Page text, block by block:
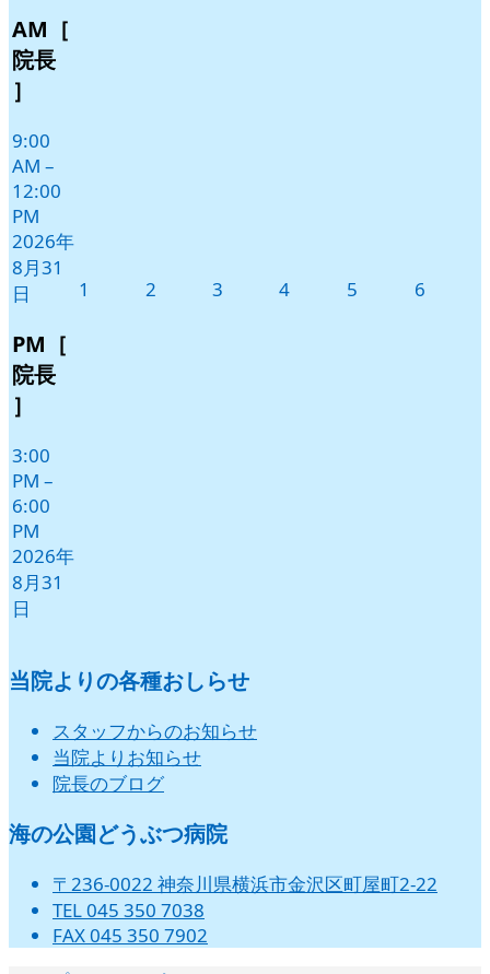
月
31
日
イ
AM［
院長
］
9:00
AM –
12:00
PM
2026年
8月31
日
PM［
院長
］
3:00
PM –
6:00
PM
2026年
8月31
日
1 2 3 42026
5 6
当院よりの各種おしらせ
スタッフからのお知らせ
当院よりお知らせ
院長のブログ
海の公園どうぶつ病院
〒236-0022 神奈川県横浜市金沢区町屋町2-22
TEL 045 350 7038
FAX 045 350 7902